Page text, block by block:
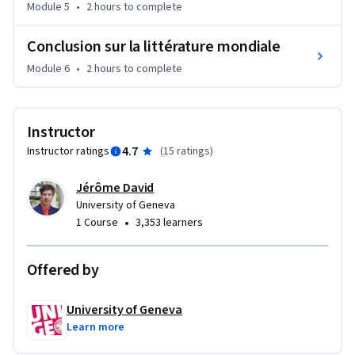
littéraires en train de se faire et une idée plus claire de
Module 5 • 2 hours to complete
Conclusion sur la littérature mondiale
Module 6 • 2 hours to complete
Instructor
Instructor ratings 4.7 (15 ratings)
Jérôme David
University of Geneva
1 Course • 3,353 learners
Offered by
University of Geneva
Learn more